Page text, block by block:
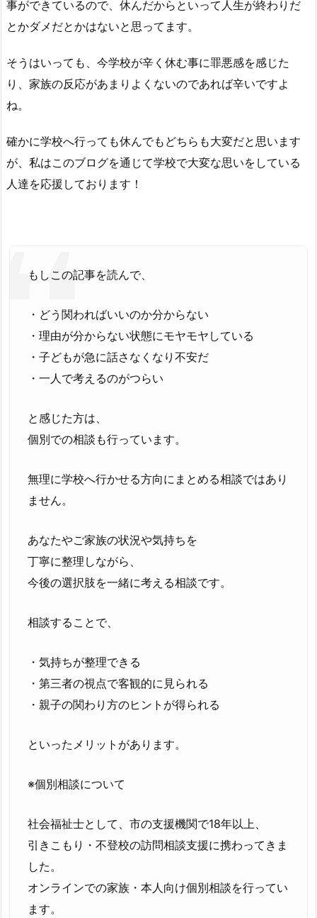
事ができているので、休んだからといって人生が終わりだ
とかダメだとかはないと思ってます。
そうはいっても、今学校が辛く休む事に罪悪感を感じた
り、家族の反応があまりよくないのであれば辛いですよ
ね。
確かに学校へ行っても休んでもどちらも大変だと思います
が、私はこのブログを通じて学校で大変な思いをしている
人達を応援しております！
もしこの記事を読んで、
・どう関わればいいのか分からない
・理由が分からない状態にモヤモヤしている
・子どもが急に話さなくなり不安だ
・一人で考えるのがつらい
と感じた方は、
個別での相談も行っています。
無理に学校へ行かせる方向にまとめる相談ではあり
ません。
あなたやご家族の状況や気持ちを
丁寧に整理しながら、
今後の選択肢を一緒に考える相談です。
相談することで、
・気持ちが整理できる
・第三者の視点で客観的に見られる
・親子の関わり方のヒントが得られる
といったメリットがあります。
※個別相談について
社会福祉士として、市の支援機関で18年以上、
引きこもり・不登校の訪問相談支援に携わってきま
した。
オンラインでの家族・本人向け個別相談を行ってい
ます。